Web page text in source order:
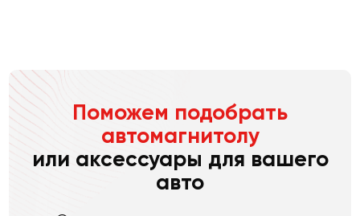
Поможем подобрать
автомагнитолу
или аксессуары для вашего
авто